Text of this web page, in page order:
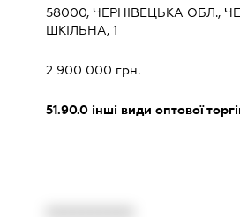
58000, ЧЕРНІВЕЦЬКА ОБЛ.,
ШКІЛЬНА, 1
2 900 000 грн.
51.90.0 інші види оптової